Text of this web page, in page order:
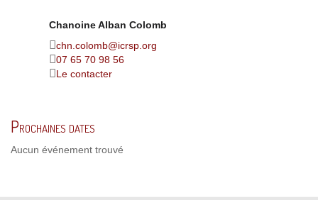
Chanoine Alban Colomb
chn.colomb@icrsp.org
07 65 70 98 56
Le contacter
Prochaines dates
Aucun événement trouvé